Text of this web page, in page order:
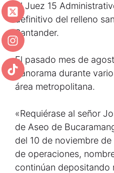
El Juez 15
definitivo del relleno
Santander.
El pasado mes de
panorama durante
área metropolitana.
«Requiérase al señor
de Aseo de
del 10 de noviembre
de operaciones,
continúan depositando